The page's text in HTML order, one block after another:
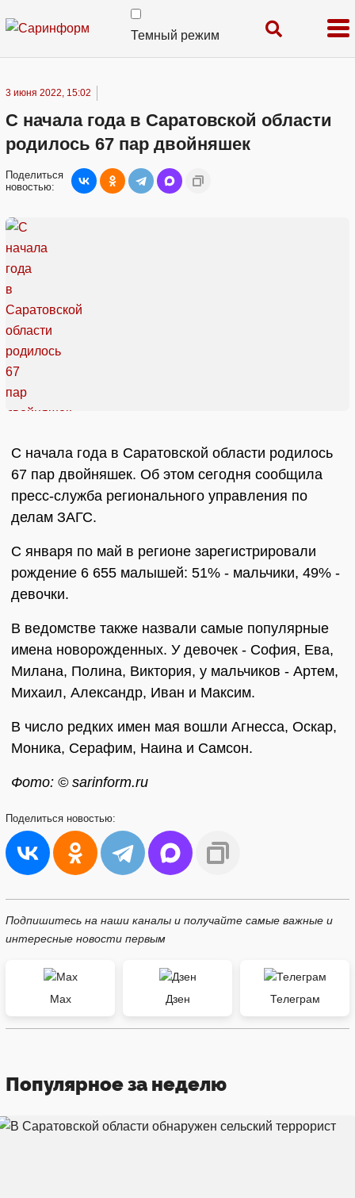
Темный режим
3 июня 2022, 15:02
С начала года в Саратовской области
родилось 67 пар двойняшек
Поделиться
новостью:
С начала года в Саратовской области родилось
67 пар двойняшек. Об этом сегодня сообщила
пресс-служба регионального управления по
делам ЗАГС.
С января по май в регионе зарегистрировали
рождение 6 655 малышей: 51% - мальчики, 49% -
девочки.
В ведомстве также назвали самые популярные
имена новорожденных. У девочек - София, Ева,
Милана, Полина, Виктория, у мальчиков - Артем,
Михаил, Александр, Иван и Максим.
В число редких имен мая вошли Агнесса, Оскар,
Моника, Серафим, Наина и Самсон.
Фото: © sarinform.ru
Поделиться новостью:
Подпишитесь на наши каналы и получайте самые важные и
интересные новости первым
Max Дзен Телеграм
Популярное за неделю